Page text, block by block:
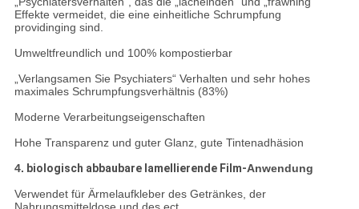
Effekte vermeidet, die eine einheitliche Schrumpfung
providinging sind.
Umweltfreundlich und 100% kompostierbar
„Verlangsamen Sie Psychiaters“ Verhalten und sehr hohes
maximales Schrumpfungsverhältnis (83%)
Moderne Verarbeitungseigenschaften
Hohe Transparenz und guter Glanz, gute Tintenadhäsion
4. biologisch abbaubare lamellierende Film-Anwendung
Verwendet für Ärmelaufkleber des Getränkes, der